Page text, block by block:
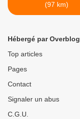
(97 km)
Hébergé par Overblog
Top articles
Pages
Contact
Signaler un abus
C.G.U.